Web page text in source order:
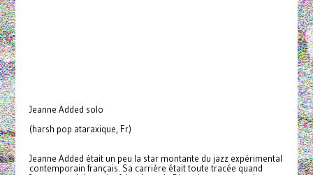
Jeanne Added solo
(harsh pop ataraxique, Fr)
Jeanne Added était un peu la star montante du jazz expérimental
contemporain français. Sa carrière était toute tracée quand